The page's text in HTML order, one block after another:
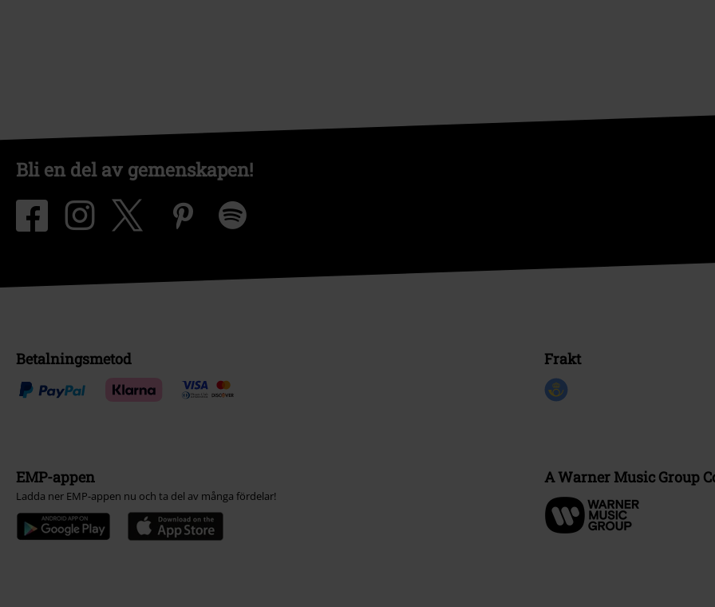
Bli en del av gemenskapen!
Betalningsmetod Frakt
EMP-appen
Ladda ner EMP-appen nu och ta del av många fördelar!
A Warner Music Group